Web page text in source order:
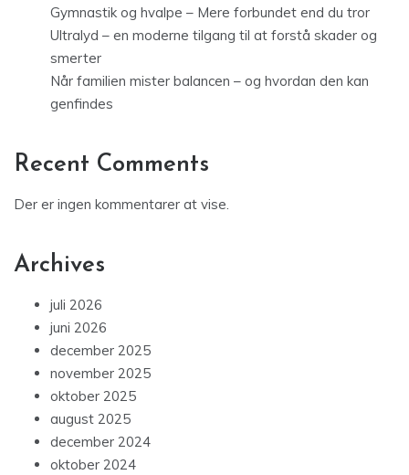
Gymnastik og hvalpe – Mere forbundet end du tror
Ultralyd – en moderne tilgang til at forstå skader og
smerter
Når familien mister balancen – og hvordan den kan
genfindes
Recent Comments
Der er ingen kommentarer at vise.
Archives
juli 2026
juni 2026
december 2025
november 2025
oktober 2025
august 2025
december 2024
oktober 2024